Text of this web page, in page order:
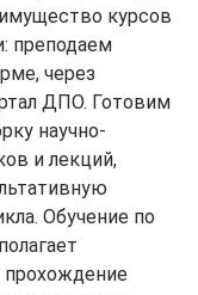
курсов
преподаем
через
ДПО. Готовим
научно-
и лекций,
Обучение по
прохождение